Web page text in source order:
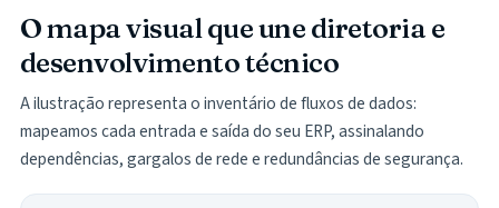
O mapa visual que une diretoria e
desenvolvimento técnico
A ilustração representa o inventário de fluxos de dados:
mapeamos cada entrada e saída do seu ERP, assinalando
dependências, gargalos de rede e redundâncias de segurança.